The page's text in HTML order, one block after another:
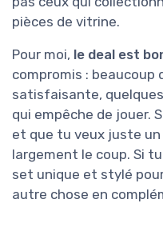
pièces de vitrine.
Pour moi, le deal est
compromis : beaucoup
satisfaisante,
qui empêche de jouer.
et que tu veux juste
largement le coup. Si
set unique et stylé
autre chose en